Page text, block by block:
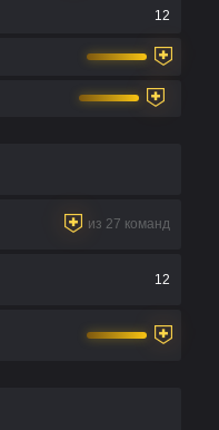
12
из 27 команд
12